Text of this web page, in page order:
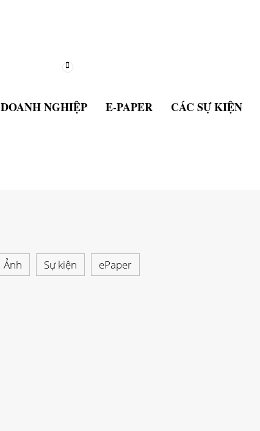
DOANH NGHIỆP E-PAPER CÁC SỰ KIỆN
Ảnh Sự kiện ePaper